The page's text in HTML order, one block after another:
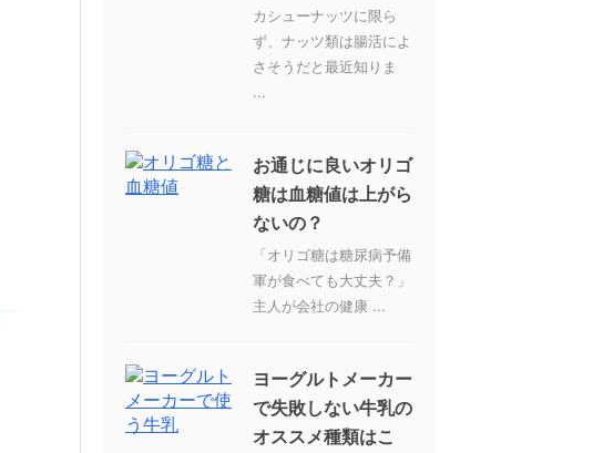
カシューナッツに限ら
ず、ナッツ類は腸活によ
さそうだと最近知りま
...
お通じに良いオリゴ
糖は血糖値は上がら
ないの？
「オリゴ糖は糖尿病予備
軍が食べても大丈夫？」
主人が会社の健康 ...
ヨーグルトメーカー
で失敗しない牛乳の
オススメ種類はこ